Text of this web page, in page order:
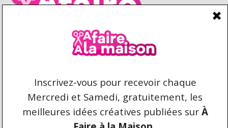
CONDITIONS D’UTILISATION CONTACT
REPRODUCTION ET DROIT D'AUTEUR
AFAIREALAMAISON.COM © 2021 TOUS DROITS
RÉSERVÉS. AUCUNE COPIE DU CONTENU N'EST
AUTORISÉE